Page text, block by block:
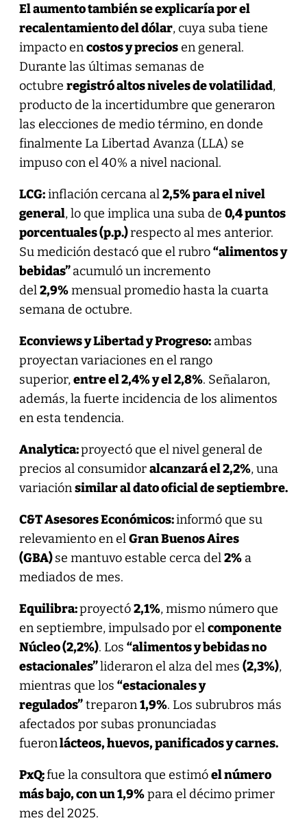
El aumento también se explicaría por el
recalentamiento del dólar, cuya suba tiene
impacto encostos y preciosen general.
Durante las últimas semanas de
octubre registró altos niveles de volatilidad,
producto de la incertidumbre que generaron
las elecciones de medio término, en donde
finalmente La Libertad Avanza (LLA) se
impuso con el 40% a nivel nacional.
LCG:inflación cercana al2,5% para el nivel
general, lo que implica una suba de 0,4 puntos
porcentuales (p.p.)respecto al mes anterior.
Su medición destacó que el rubro“alimentos y
bebidas”acumuló un incremento
del2,9%mensual promedio hasta la cuarta
semana de octubre.
Econviews y Libertad y Progreso:ambas
proyectan variaciones en el rango
superior,entre el 2,4% y el 2,8%. Señalaron,
además, la fuerte incidencia de los alimentos
en esta tendencia.
Analytica:proyectó que el nivel general de
precios al consumidoralcanzará el 2,2%, una
variaciónsimilar al dato oficial de septiembre.
C&T Asesores Económicos:informó que su
relevamiento en elGran Buenos Aires
(GBA)se mantuvo estable cerca del2%a
mediados de mes.
Equilibra:proyectó2,1%, mismo número que
en septiembre, impulsado por elcomponente
Núcleo (2,2%). Los “alimentos y bebidas no
estacionales”lideraron el alza del mes (2,3%),
mientras que los “estacionales y
regulados”treparon1,9%. Los subrubros más
afectados por subas pronunciadas
fueronlácteos, huevos, panificados y carnes.
PxQ:fue la consultora que estimóel número
más bajo, con un 1,9%para el décimo primer
mes del 2025.